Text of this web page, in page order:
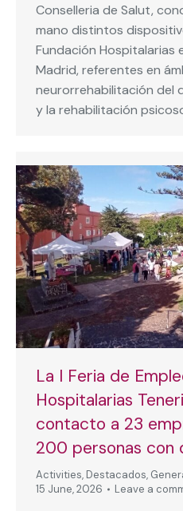
Conselleria de Salut,
mano distintos
Fundación Hospitalarias
Madrid, referentes en
neurorrehabilitación del
y la rehabilitación
La I Feria de
Hospitalarias
contacto a 23
200 personas con
Activities, Destacados,
15 June, 2026
Leave a